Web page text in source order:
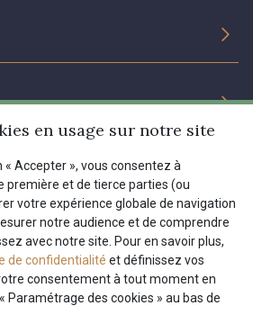
Belgique, International
fréquentes
FR EN
en usage sur notre site
« Accepter », vous consentez à
première et de tierce parties (ou
votre expérience globale de navigation
notre audience et de comprendre
avec notre site. Pour en savoir plus,
de confidentialité et définissez vos
consentement à tout moment en
Paramétrage des cookies » au bas de